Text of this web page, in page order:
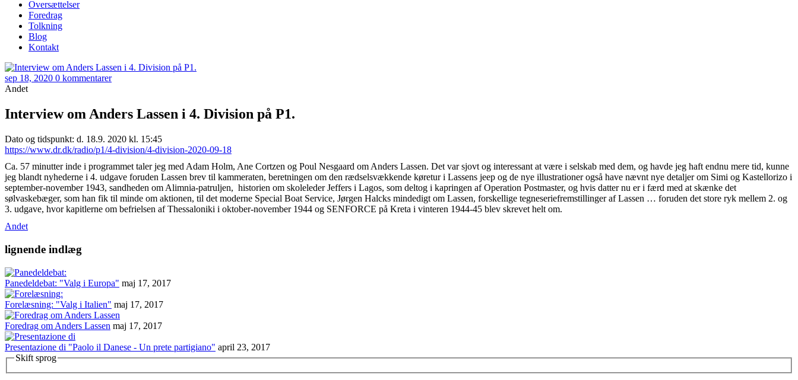
navigation
Oversættelser
Foredrag
Tolkning
Blog
Kontakt
sep 18, 2020 0 kommentarer
Andet
Interview om Anders Lassen i 4. Division på P1.
Dato og tidspunkt: d. 18.9. 2020 kl. 15:45
https://www.dr.dk/radio/p1/4-division/4-division-2020-09-18
Ca. 57 minutter inde i programmet taler jeg med Adam Holm, Ane Cortzen og Poul Nesgaard om Anders Lassen. Det var sjovt og interessant at være i selskab med dem, og havde jeg haft endnu mere tid, kunne
jeg blandt nyhederne i 4. udgave foruden Lassen brev til kammeraten, beretningen om den rædselsvækkende køretur i Lassens jeep og de nye illustrationer også have nævnt nye detaljer om Simi og Kastellorizo i
september-november 1943, sandheden om Alimnia-patruljen, historien om skoleleder Jeffers i Lagos, som deltog i kapringen af Operation Postmaster, og hvis datter nu er i færd med at skænke det
sølvaskebæger, som han fik til minde om aktionen, til det moderne Special Boat Service, Jørgen Halcks mindedigt om Lassen, forskellige tegneseriefremstillinger af Lassen … foruden det store ryk mellem 2. og
3. udgave, hvor kapitlerne om befrielsen af Thessaloniki i oktober-november 1944 og SENFORCE på Kreta i vinteren 1944-45 blev skrevet helt om.
Andet
lignende indlæg
Panedeldebat: "Valg i Europa" maj 17, 2017
Forelæsning: "Valg i Italien" maj 17, 2017
Foredrag om Anders Lassen maj 17, 2017
Presentazione di "Paolo il Danese - Un prete partigiano" april 23, 2017
Skift sprog